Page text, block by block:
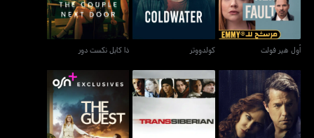
أول هير فولت كولدووتر ذا كابل نكست دور
التراجع - ذا أندوينغ ذا غيست